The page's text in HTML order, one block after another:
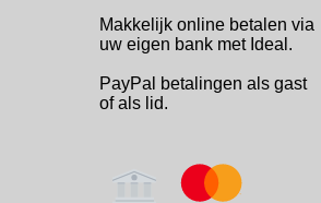
Makkelijk online betalen via
uw eigen bank met Ideal.
PayPal betalingen als gast
of als lid.